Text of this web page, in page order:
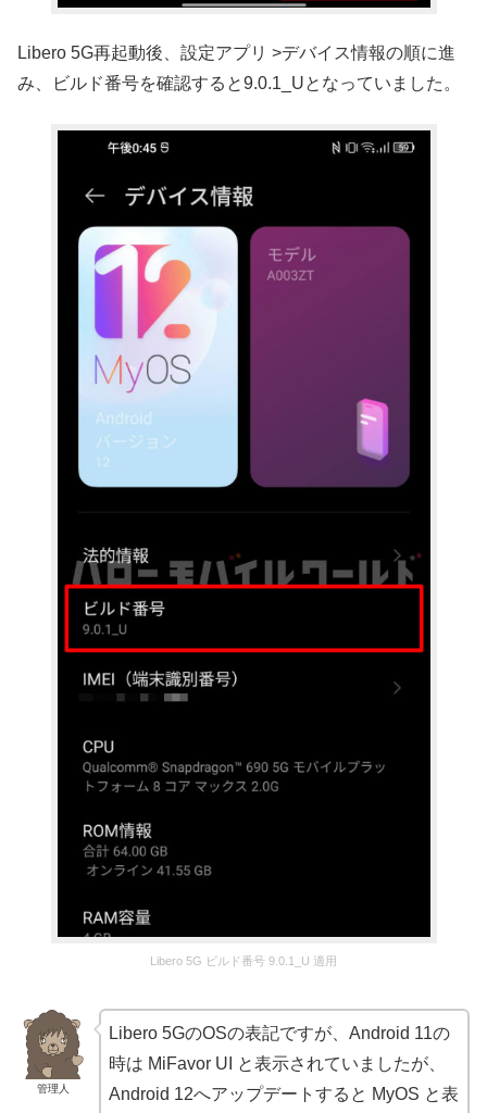
Libero 5G再起動後、設定アプリ >デバイス情報の順に進
み、ビルド番号を確認すると9.0.1_Uとなっていました。
Libero 5G ビルド番号 9.0.1_U 適用
管理人
Libero 5GのOSの表記ですが、Android 11の
時は MiFavor UI と表示されていましたが、
Android 12へアップデートすると MyOS と表